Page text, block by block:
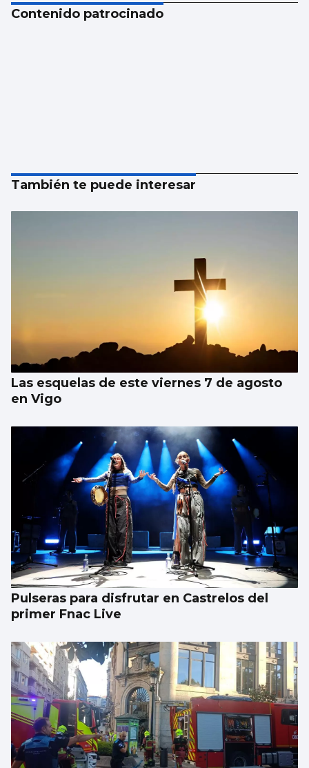
Contenido patrocinado
También te puede interesar
Las esquelas de este viernes 7 de agosto
en Vigo
Pulseras para disfrutar en Castrelos del
primer Fnac Live